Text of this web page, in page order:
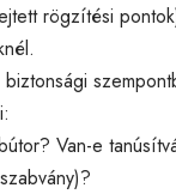
rögzítési
biztonsági
Van-e